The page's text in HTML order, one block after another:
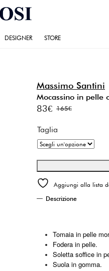
DESIGNER STORE
Massimo Santini
Mocassino in pelle
165€
Il
prezzo
originale
165€.
83€
Il
prezzo
attuale
83€.
Taglia
Aggiungi alla lista
Descrizione
Tomaia in pelle
Fodera in pelle.
Soletta soffice in
Suola in gomma.